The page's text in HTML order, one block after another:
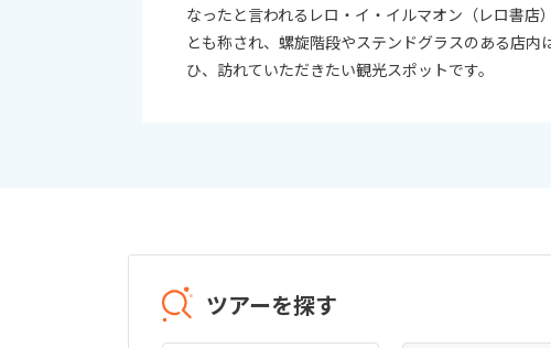
なったと言われるレロ・イ・イルマオン（レロ書店
とも称され、螺旋階段やステンドグラスのある店
ひ、訪れていただきたい観光スポットです。
ツアーを探す